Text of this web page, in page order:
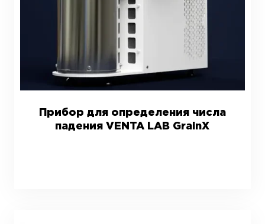
Прибор для определения числа
падения VENTA LAB GrainX